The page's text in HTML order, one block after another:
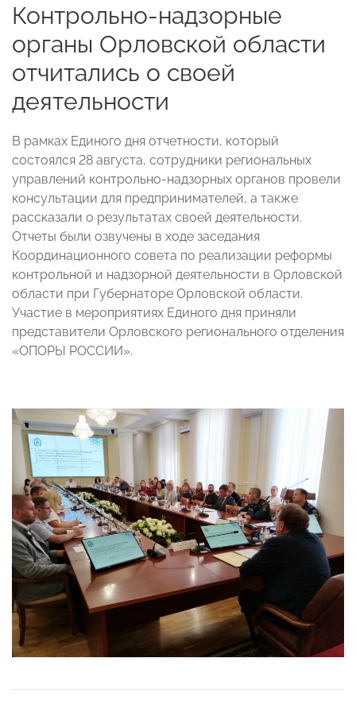
Контрольно-надзорные
органы Орловской области
отчитались о своей
деятельности
В рамках Единого дня отчетности, который
состоялся 28 августа, сотрудники региональных
управлений контрольно-надзорных органов провели
консультации для предпринимателей, а также
рассказали о результатах своей деятельности.
Отчеты были озвучены в ходе заседания
Координационного совета по реализации реформы
контрольной и надзорной деятельности в Орловской
области при Губернаторе Орловской области.
Участие в мероприятиях Единого дня приняли
представители Орловского регионального отделения
«ОПОРЫ РОССИИ».